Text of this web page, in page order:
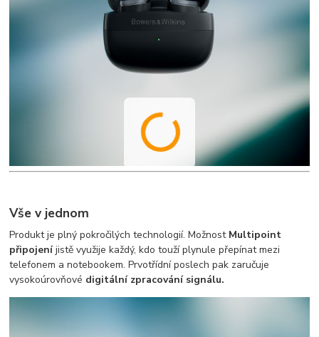
Vše v jednom
Produkt je plný pokročilých technologií. Možnost Multipoint
připojeníjistě využije každý, kdo touží plynule přepínat mezi
telefonem a notebookem. Prvotřídní poslech pak zaručuje
vysokoúrovňové digitální zpracování signálu.